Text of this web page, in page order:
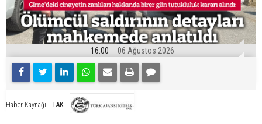
16:00 06 Ağustos 2026
Haber Kaynağı TAK